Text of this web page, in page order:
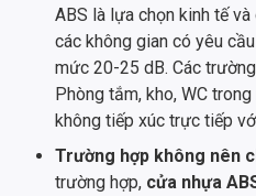
ABS là lựa chọn kinh tế
các không gian có yêu
mức 20-25 dB. Các
Phòng tắm, kho, WC
không tiếp xúc trực tiếp
Trường hợp không nên
trường hợp, cửa nhựa